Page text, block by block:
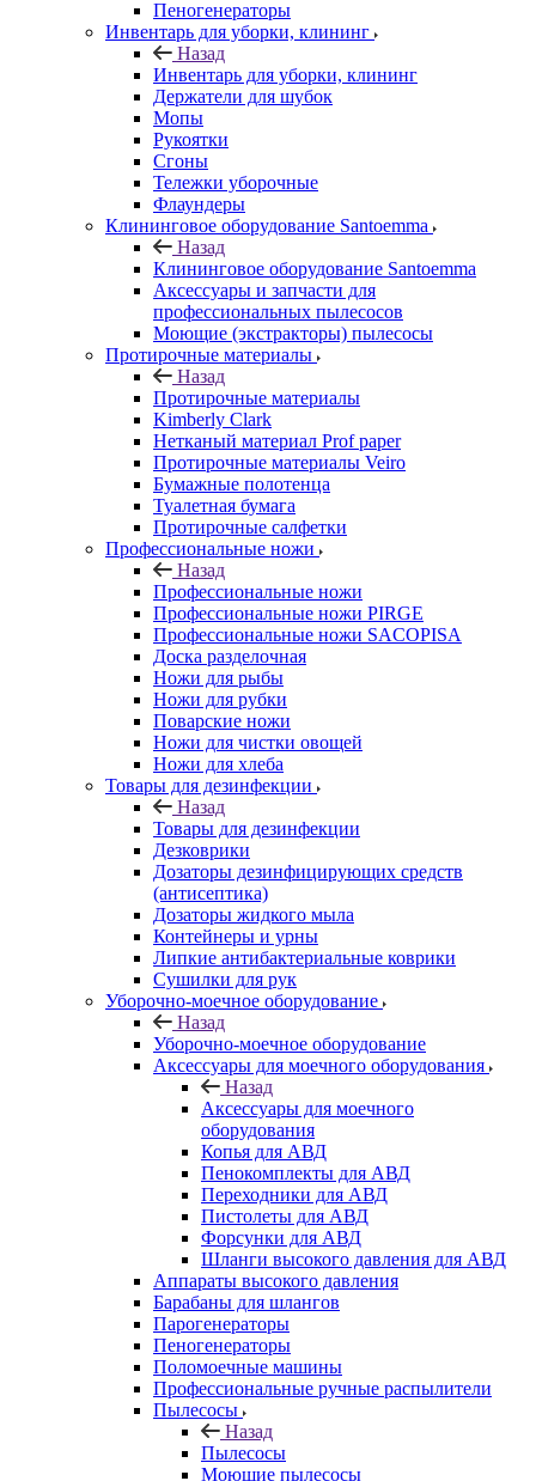
Пеногенераторы
Инвентарь для уборки, клининг
Назад
Инвентарь для уборки, клининг
Держатели для шубок
Мопы
Рукоятки
Сгоны
Тележки уборочные
Флаундеры
Клининговое оборудование Santoemma
Назад
Клининговое оборудование Santoemma
Аксессуары и запчасти для
профессиональных пылесосов
Моющие (экстракторы) пылесосы
Протирочные материалы
Назад
Протирочные материалы
Kimberly Clark
Нетканый материал Prof paper
Протирочные материалы Veiro
Бумажные полотенца
Туалетная бумага
Протирочные салфетки
Профессиональные ножи
Назад
Профессиональные ножи
Профессиональные ножи PIRGE
Профессиональные ножи SACOPISA
Доска разделочная
Ножи для рыбы
Ножи для рубки
Поварские ножи
Ножи для чистки овощей
Ножи для хлеба
Товары для дезинфекции
Назад
Товары для дезинфекции
Дезковрики
Дозаторы дезинфицирующих средств
(антисептика)
Дозаторы жидкого мыла
Контейнеры и урны
Липкие антибактериальные коврики
Сушилки для рук
Уборочно-моечное оборудование
Назад
Уборочно-моечное оборудование
Аксессуары для моечного оборудования
Назад
Аксессуары для моечного
оборудования
Копья для АВД
Пенокомплекты для АВД
Переходники для АВД
Пистолеты для АВД
Форсунки для АВД
Шланги высокого давления для АВД
Аппараты высокого давления
Барабаны для шлангов
Парогенераторы
Пеногенераторы
Поломоечные машины
Профессиональные ручные распылители
Пылесосы
Назад
Пылесосы
Моющие пылесосы